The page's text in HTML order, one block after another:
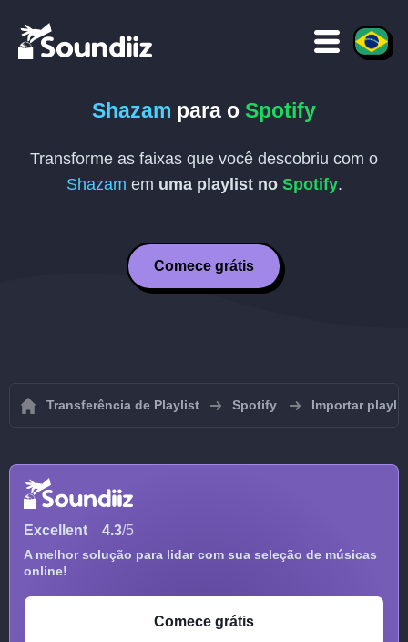
Shazam para o Spotify
Transforme as faixas que você descobriu com o
Shazam em uma playlist no Spotify.
Comece grátis
Transferência de Playlist Spotify Importar
Excellent 4.3/5
A melhor solução para lidar com sua seleção de músicas
online!
Comece grátis